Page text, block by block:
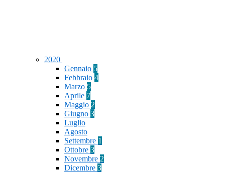
2020
Gennaio 5
Febbraio 4
Marzo 5
Aprile 7
Maggio 2
Giugno 3
Luglio
Agosto
Settembre 1
Ottobre 3
Novembre 2
Dicembre 3